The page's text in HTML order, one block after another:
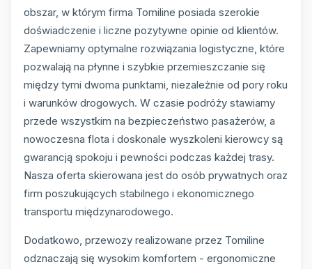
obszar, w którym firma Tomiline posiada szerokie
doświadczenie i liczne pozytywne opinie od klientów.
Zapewniamy optymalne rozwiązania logistyczne, które
pozwalają na płynne i szybkie przemieszczanie się
między tymi dwoma punktami, niezależnie od pory roku
i warunków drogowych. W czasie podróży stawiamy
przede wszystkim na bezpieczeństwo pasażerów, a
nowoczesna flota i doskonale wyszkoleni kierowcy są
gwarancją spokoju i pewności podczas każdej trasy.
Nasza oferta skierowana jest do osób prywatnych oraz
firm poszukujących stabilnego i ekonomicznego
transportu międzynarodowego.
Dodatkowo, przewozy realizowane przez Tomiline
odznaczają się wysokim komfortem - ergonomiczne